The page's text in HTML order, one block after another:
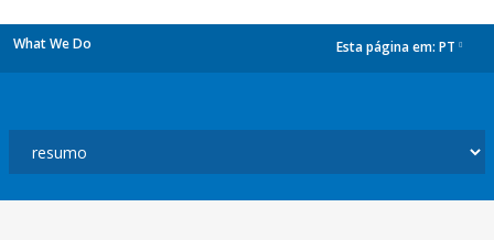
What We Do Esta página em: PT